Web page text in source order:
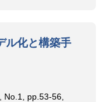
ル化と構築手
No.1, pp.53-56,